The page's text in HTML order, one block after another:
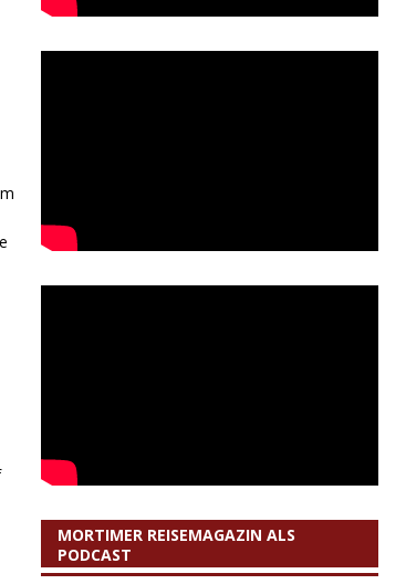
MORTIMER REISEMAGAZIN ALS
PODCAST